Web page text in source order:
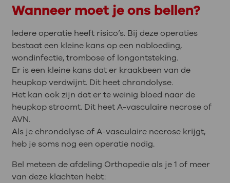
Wanneer moet je ons bellen?
Iedere operatie heeft risico’s. Bij deze operaties
bestaat een kleine kans op een nabloeding,
wondinfectie, trombose of longontsteking.
Er is een kleine kans dat er kraakbeen van de
heupkop verdwijnt. Dit heet chrondolyse.
Het kan ook zijn dat er te weinig bloed naar de
heupkop stroomt. Dit heet A-vasculaire necrose of
AVN.
Als je chrondolyse of A-vasculaire necrose krijgt,
heb je soms nog een operatie nodig.
Bel meteen de afdeling Orthopedie als je 1 of meer
van deze klachten hebt: